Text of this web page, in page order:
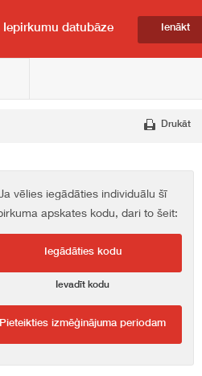
Iepirkumu datubāze Ienākt
Drukāt
vēlies iegādāties individuālu šī
apskates kodu, dari to šeit:
Iegādāties kodu
Ievadīt kodu
Pieteikties izmēģinājuma periodam